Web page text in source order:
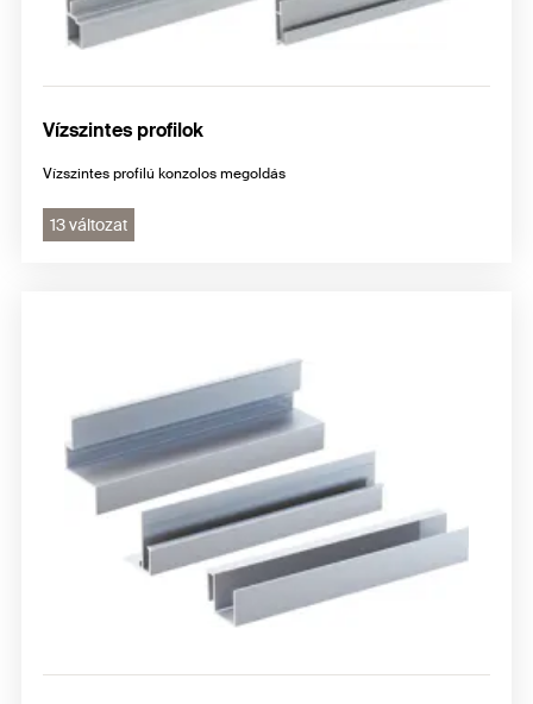
Vízszintes profilok
Vízszintes profilú konzolos megoldás
13 változat